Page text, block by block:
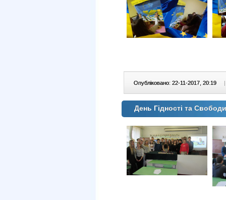
Опубліковано: 22-11-2017, 20:19
День Гідності та